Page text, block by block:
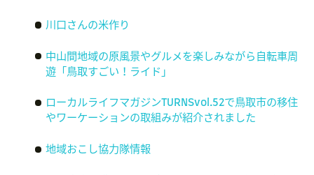
川口さんの米作り
中山間地域の原風景やグルメを楽しみながら自転車周
遊「鳥取すごい！ライド」
ローカルライフマガジンTURNSvol.52で鳥取市の移住
やワーケーションの取組みが紹介されました
地域おこし協力隊情報